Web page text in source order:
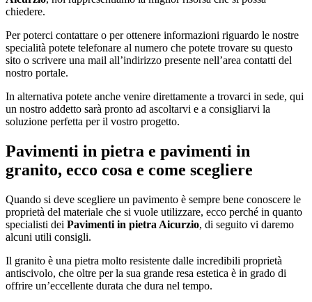
chiedere.
Per poterci contattare o per ottenere informazioni riguardo le nostre
specialità potete telefonare al numero che potete trovare su questo
sito o scrivere una mail all’indirizzo presente nell’area contatti del
nostro portale.
In alternativa potete anche venire direttamente a trovarci in sede, qui
un nostro addetto sarà pronto ad ascoltarvi e a consigliarvi la
soluzione perfetta per il vostro progetto.
Pavimenti in pietra e pavimenti in
granito, ecco cosa e come scegliere
Quando si deve scegliere un pavimento è sempre bene conoscere le
proprietà del materiale che si vuole utilizzare, ecco perché in quanto
specialisti dei Pavimenti in pietra Aicurzio, di seguito vi daremo
alcuni utili consigli.
Il granito è una pietra molto resistente dalle incredibili proprietà
antiscivolo, che oltre per la sua grande resa estetica è in grado di
offrire un’eccellente durata che dura nel tempo.